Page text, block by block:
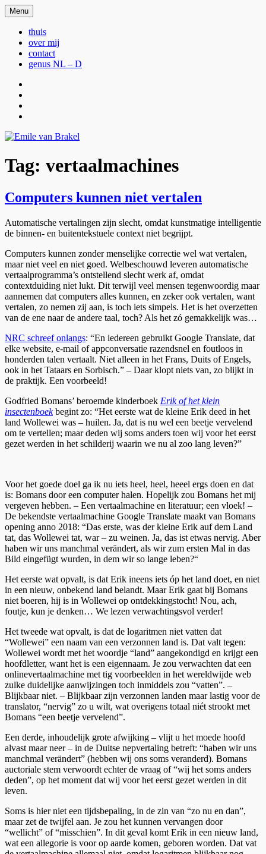
Ga
naar
inhoud
Emile van Brakel
webstek Emile van Brakel
Menu
thuis
over mij
contact
genus NL – D
–
Tag: vertaalmachines
Computers kunnen niet vertalen
Automatische vertalingen zijn slecht, omdat kunstmatige intelligentie
de binnen- en buitentekstuele context niet begrijpt.
Computers kunnen zonder menselijke correctie wel wat vertalen,
maar niet veel en niet goed. Welbeschouwd leveren automatische
vertaalprogramma’s ontstellend slecht werk af, omdat
contextduiding niet lukt. Dit terwijl veel mensen tegenwoordig maar
aannemen dat computers alles kunnen, en zeker ook vertalen, want
vertalen, zo nemen zij aan, is toch iets simpels. Het is het overzetten
van de ene naar de andere taal, toch? Als het zó gemakkelijk was…
NRC schreef onlangs: “En iedereen gebruikt Google Translate, dat
elke website, e-mail of appconversatie razendsnel en foutloos in
honderden talen vertaalt. Niet alleen in het Frans, Duits of Engels,
ook in het Tataars en Sorbisch.” – Daar klopt niets van, zo blijkt in
de praktijk. Een voorbeeld!
Godfried Bomans’ beroemde kinderboek Erik of het klein
insectenboekbegint zo: “Het eerste wat de kleine Erik deed in het
land Wollewei was – huilen. Ja, dat is nu wel een beetje vervelend
om te vertellen; maar deden wij soms anders toen wij voor het eerst
gezet werden in het schilderij waarin we nu al zoo lang leven?”
Voor het goede doel ga ik nu iets heel, heel, heeel ergs doen en dat
is: Bomans door een computer halen. Hopelijk zou Bomans het mij
vergeven hebben. – Een vertaalmachine en literatuur; een vloek! –
De bekendste vertaalmachine Google Translate maakt van Bomans
opening anno 2018: “Das erste, was der kleine Erik auf dem Land
tat, das Wollewei tat, war – zu weinen. Ja, das ist etwas nervig. Aber
haben wir uns manchmal verändert, als wir zum ersten Mal in das
Bild eingefügt wurden, in dem wir so lange leben?“
Het eerste wat opvalt, is dat Erik ineens iets óp het land doet, en niet
in een nieuw, onbekend land belandt. Maar Erik gaat bij Bomans
niet boeren, hij is in Wollewei op ontdekkingstocht! Nou, ach,
foutje, kun je denken… We lezen verwachtingsvol verder!
Het tweede wat opvalt, is dat de logaritmen niet vatten dat
“Wollewei” een naam van een verzonnen land is. Dat valt tegen:
Wollewei wordt met het woordje “land” aangekondigd en krijgt een
hoofdletter, want het is een eigennaam. Je zou verwachten dat een
onlinevertaalmachine met tig voorbeelden in het wereldwijde web
zulke duidelijke aanwijzingen toch inmiddels zou “vatten”. –
Blijkbaar niet. – Blijkbaar zijn verzonnen landen maar lastig voor de
translator, “nervig” zo u wilt, wat overigens totaal niét strookt met
Bomans “een beetje vervelend”.
Een derde, inhoudelijk grote afwijking – vlijt u het moede hoofd
alvast maar neer – in de Duitse nepvertaling betreft: “haben wir uns
manchmal verändert” (hebben wij ons soms veranderd). Bomans
auctoriale stem verwoordt echter de vraag of “wij het soms anders
deden”, op het moment dat wij voor het eerst gezet werden in dit
leven.
Soms is hier niet een tijdsbepaling, in de zin van “zo nu en dan”,
maar zet de twijfel aan. Je zou het kunnen vervangen door
“wellicht” of “misschien”. In dit geval komt Erik in een nieuw land,
wat een allegorie is voor op aarde komen, geboren worden. Dat vat